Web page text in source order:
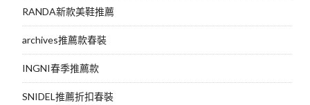
RANDA新款美鞋推薦
archives推薦款春裝
INGNI春季推薦款
SNIDEL推薦折扣春裝